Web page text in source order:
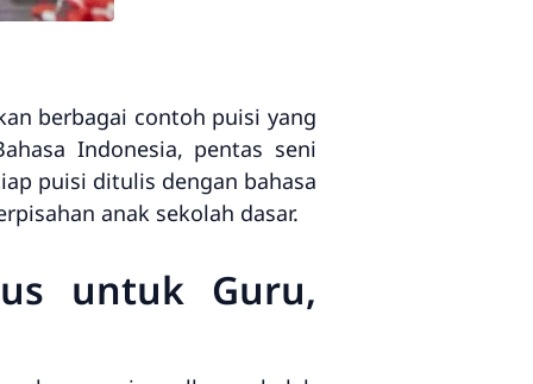
berbagai contoh puisi yang
Indonesia, pentas seni
puisi ditulis dengan bahasa
anak sekolah dasar.
untuk Guru,